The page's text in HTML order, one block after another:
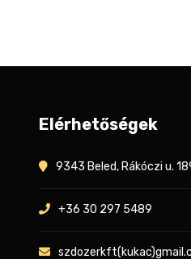
Elérhetőségek
9343 Beled, Rákóczi u.
+36 30 297 5489